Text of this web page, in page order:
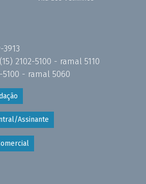
3913
(15) 2102-5100 - ramal 5110
5100 - ramal 5060
Assinante